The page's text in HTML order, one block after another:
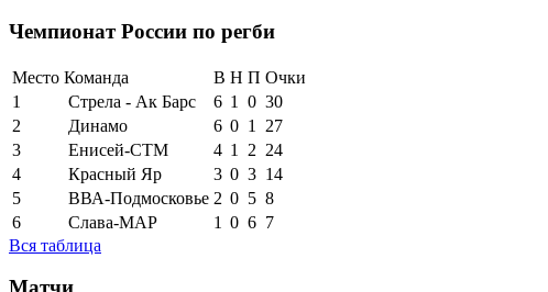
Чемпионат России по регби
Место Команда В Н П Очки
1
Стрела - Ак Барс 6 1 0 30
2
Динамо 6 0 1
27
3
Енисей-СТМ 4 1 2 24
4
Красный Яр 3 0 3 14
5
ВВА-Подмосковье 2 0 5 8
6
Слава-МАР 1 0 6 7
Вся таблица